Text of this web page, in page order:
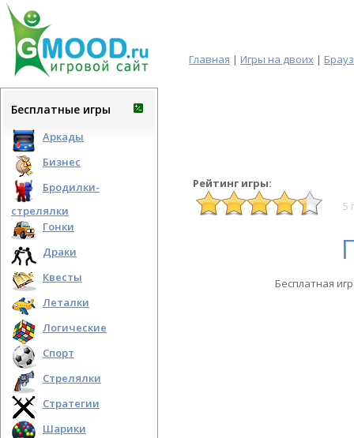
Главная | Игры на двоих |
Бесплатные игры
Аркады
Бизнес
Бродилки-
стрелялки
Гонки
Драки
Квесты
Леталки
Логические
Спорт
Стрелялки
Стратегии
Шарики
Рейтинг игры:
5
Бесплатная